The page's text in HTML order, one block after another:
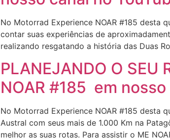
No Motorrad Experience NOAR #185 desta
contar suas experiências de
realizando resgatando a história das Duas
PLANEJANDO O SEU
NOAR #185 em
No Motorrad Experience NOAR #185 desta
Austral com seus mais de 1.000 Km na
melhor as suas rotas. Para assistir o ME